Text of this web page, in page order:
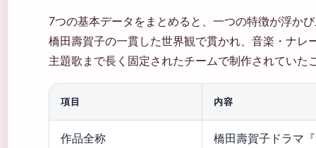
7つの基本データをまとめると、一つの特徴が浮か
橋田壽賀子の一貫した世界観で貫かれ、音楽・ナレ
主題歌まで長く固定されたチームで制作されていた
項目 内容
作品全称 橋田壽賀子ドラマ